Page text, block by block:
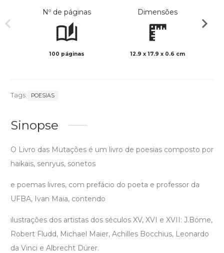
Nº de páginas
100 páginas
Dimensões
12.9 x 17.9 x 0.6 cm
Tags: POESIAS
Sinopse
O Livro das Mutações é um livro de poesias composto por
haikais, senryus, sonetos
e poemas livres, com prefácio do poeta e professor da
UFBA, Ivan Maia, contendo
ilustrações dos artistas dos séculos XV, XVI e XVII: J.Böme,
Robert Fludd, Michael Maier, Achilles Bocchius, Leonardo
da Vinci e Albrecht Dürer.